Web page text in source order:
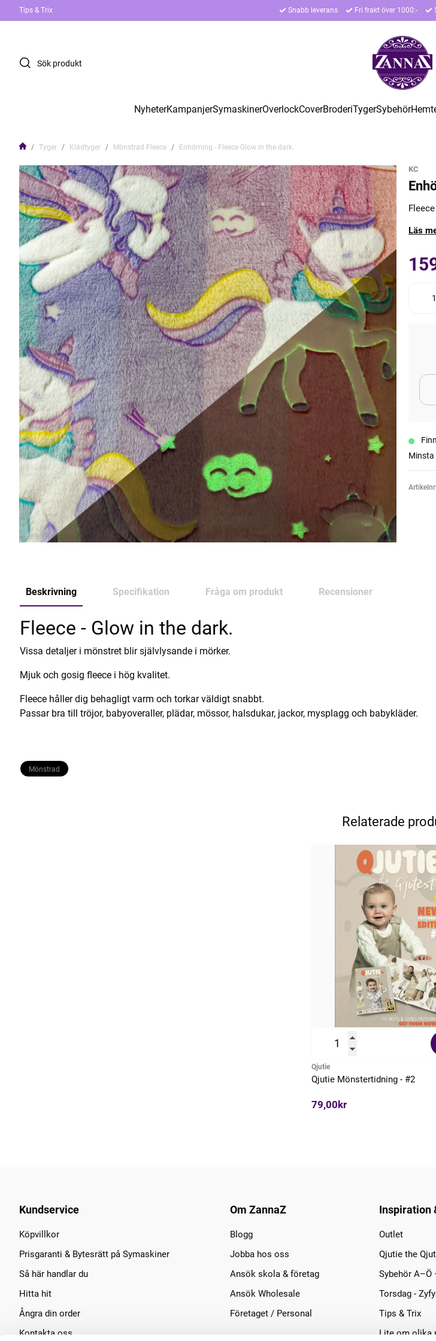
Tips & Trix Snabb leverans Fri frakt över 1000:-
NyheterKampanjerSymaskinerOverlockCoverBroderiTygerSybehör
Tyger Klädtyger Mönstrad Fleece Enhörning - Fleece Glow in the dark.
KC
Läs
Minsta
Beskrivning Specifikation Fråga om produkt Recensioner
Fleece - Glow in the dark.
Vissa detaljer i mönstret blir självlysande i mörker.
Mjuk och gosig fleece i hög kvalitet.
Fleece håller dig behagligt varm och torkar väldigt snabbt.
Passar bra till tröjor, babyoveraller, plädar, mössor, halsdukar, jackor, mysplagg och babykläder.
Mönstrad
Relaterade
Qjutie
Qjutie Mönstertidning - #2
79,00kr
Kundservice
Köpvillkor
Prisgaranti & Bytesrätt på Symaskiner
Så här handlar du
Hitta hit
Ångra din order
Kontakta oss
Om ZannaZ
Blogg
Jobba hos oss
Ansök skola & företag
Ansök Wholesale
Företaget / Personal
Inspiration
Outlet
Qjutie the
Sybehör
Torsdag -
Tips & Trix
Lite om olika